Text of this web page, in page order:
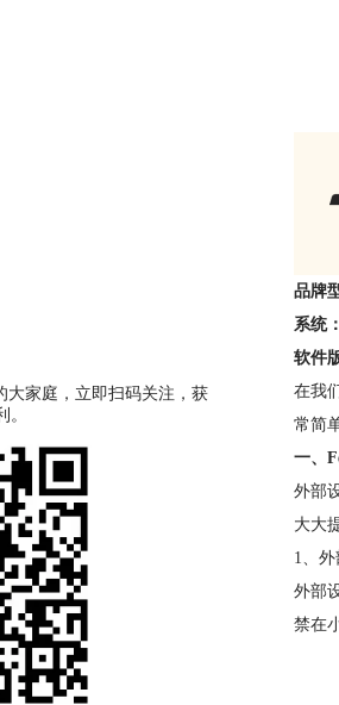
大家庭，立即扫码关注，获
品牌
系统：
软件
在我
常简
一、
外部
大大
1、
外部
禁在